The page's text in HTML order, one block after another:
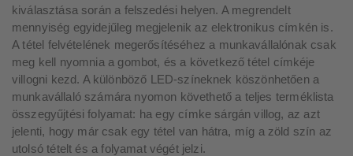
kiválasztása során a felszedési helyen. A megrendelt
mennyiség egyidejűleg megjelenik az elektronikus címkén is.
A tétel felvételének megerősítéséhez a munkavállalónak csak
meg kell nyomnia a gombot, és a következő tétel címkéje
villogni kezd. A különböző LED-színeknek köszönhetően a
munkavállaló számára nyomon követhető a teljes terméklista
összegyűjtési folyamat: ha egy címke sárgán villog, az azt
jelenti, hogy már csak egy tétel van hátra, míg a zöld szín az
utolsó tételt és a folyamat végét jelzi.